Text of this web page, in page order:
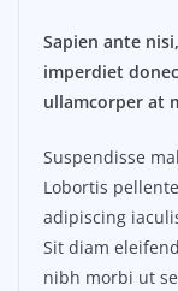
Sapien ante
imperdiet
ullamcorper at
Suspendisse
Lobortis
adipiscing
Sit diam
nibh morbi ut